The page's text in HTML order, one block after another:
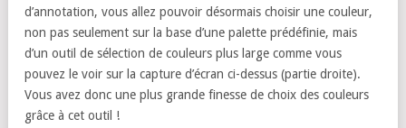
d’annotation, vous allez pouvoir désormais choisir une couleur,
non pas seulement sur la base d’une palette prédéfinie, mais
d’un outil de sélection de couleurs plus large comme vous
pouvez le voir sur la capture d’écran ci-dessus (partie droite).
Vous avez donc une plus grande finesse de choix des couleurs
grâce à cet outil !